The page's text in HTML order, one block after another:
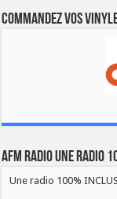
Commandez vos
AFM RADIO UNE RADIO
Une radio 100%